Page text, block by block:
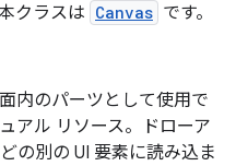
クラスは Canvas です。
内のパーツとして使用で
アル リソース。ドローア
の別の UI 要素に読み込ま